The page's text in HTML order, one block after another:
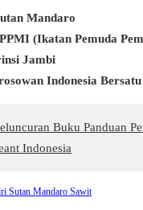
Mandaro
(Ikatan Pemuda
Jambi
Indonesia
Buku Panduan
Indonesia
Sutan Mandaro Sawit